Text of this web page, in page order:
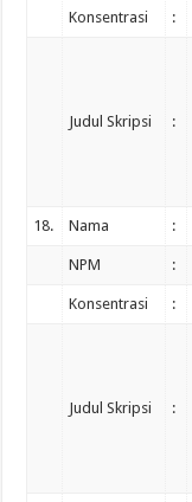
Konsentrasi :
Judul Skripsi :
18. Nama :
NPM :
Konsentrasi :
Judul Skripsi :